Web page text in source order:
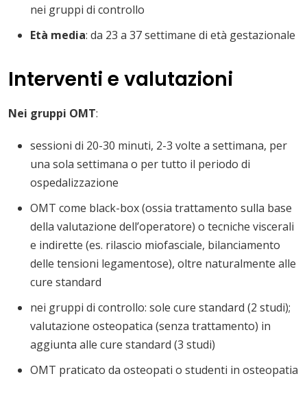
nei gruppi di controllo
Età media: da 23 a 37 settimane di età gestazionale
Interventi e valutazioni
Nei gruppi OMT:
sessioni di 20-30 minuti, 2-3 volte a settimana, per
una sola settimana o per tutto il periodo di
ospedalizzazione
OMT come black-box (ossia trattamento sulla base
della valutazione dell’operatore) o tecniche viscerali
e indirette (es. rilascio miofasciale, bilanciamento
delle tensioni legamentose), oltre naturalmente alle
cure standard
nei gruppi di controllo: sole cure standard (2 studi);
valutazione osteopatica (senza trattamento) in
aggiunta alle cure standard (3 studi)
OMT praticato da osteopati o studenti in osteopatia